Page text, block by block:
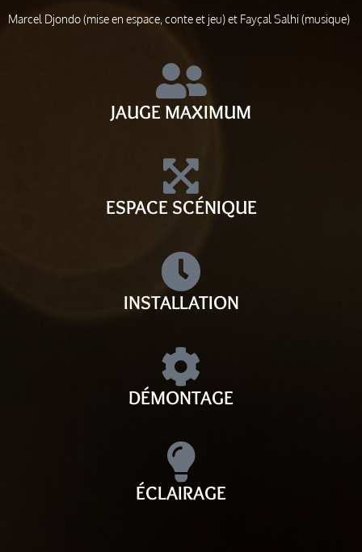
Marcel Djondo (mise en espace, conte et jeu) et Fayçal Salhi (musique)
JAUGE MAXIMUM
ESPACE SCÉNIQUE
INSTALLATION
DÉMONTAGE
ÉCLAIRAGE